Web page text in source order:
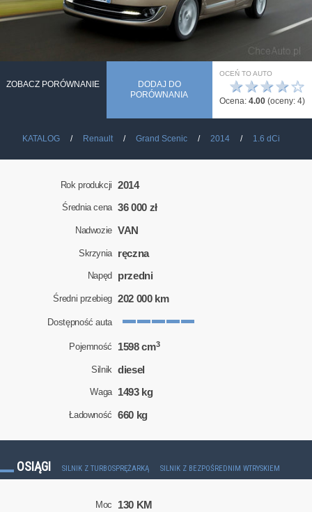
ZOBACZ PORÓWNANIE
DODAJ DO
PORÓWNANIA
OCEŃ TO AUTO
☆
★
★
★
★
Ocena: 4.00 (oceny: 4)
KATALOG Renault Grand Scenic 2014 1.6 dCi
Rok produkcji 2014
Średnia cena 36 000 zł
Nadwozie VAN
Skrzynia ręczna
Napęd przedni
Średni przebieg 202 000 km
Dostępność auta
Pojemność 1598 cm3
Silnik diesel
Waga 1493 kg
Ładowność 660 kg
OSIĄGI SILNIK Z TURBOSPRĘŻARKĄ SILNIK Z BEZPOŚREDNIM WTRYSKIEM
Moc 130 KM